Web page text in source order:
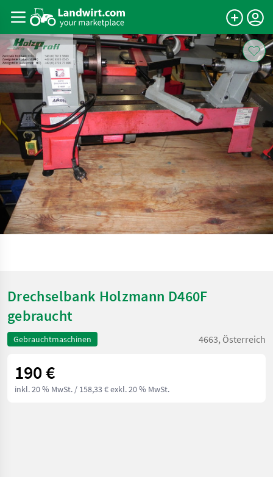
Drechselbank Holzmann D460F
gebraucht
Gebrauchtmaschinen 4663, Österreich
190 €
inkl. 20 % MwSt. / 158,33 € exkl. 20 % MwSt.